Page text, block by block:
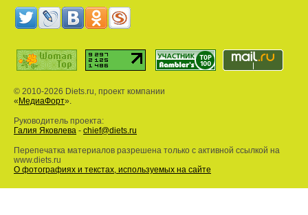
© 2010-2026 Diets.ru, проект компании
« МедиаФорт».
Руководитель проекта:
Галия Яковлева - chief@diets.ru
Перепечатка материалов разрешена только с активной ссылкой на
www.diets.ru
О фотографиях и текстах, используемых на сайте